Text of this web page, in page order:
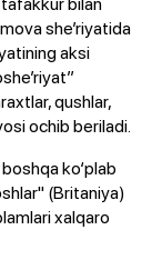
she’riyatida
aksi
qushlar,
ochib beriladi.
ko‘plab
(Britaniya)
xalqaro